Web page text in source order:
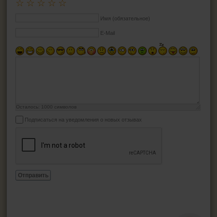
☆
☆
☆
☆
☆
Имя (обязательное)
E-Mail
Осталось: 1000 символов
Подписаться на уведомления о новых отзывах
Отправить